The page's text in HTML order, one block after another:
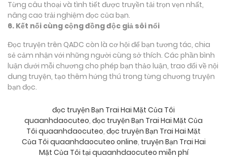
Từng câu thoại và tình tiết được truyền tải trọn vẹn nhất,
nâng cao trải nghiệm đọc của bạn.
6. Kết nối cùng cộng đồng độc giả sôi nổi
Đọc truyện trên QADC còn là cơ hội để bạn tương tác, chia
sẻ cảm nhận với những người cùng sở thích. Các phần bình
luận dưới mỗi chương cho phép bạn thảo luận, trao đổi về nội
dung truyện, tạo thêm hứng thú trong từng chương truyện
bạn đọc.
đọc truyện Bạn Trai Hai Mặt Của Tôi
quaanhdaocuteo, đọc truyện Bạn Trai Hai Mặt Của
Tôi quaanhdaocuteo, đọc truyện Bạn Trai Hai Mặt
Của Tôi quaanhdaocuteo online, truyện Bạn Trai Hai
Mặt Của Tôi tại quaanhdaocuteo miễn phí